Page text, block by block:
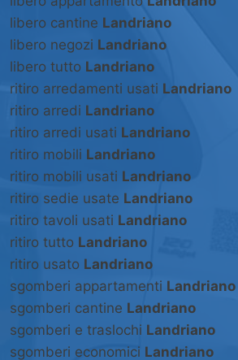
libero cantine Landriano
libero negozi Landriano
libero tutto Landriano
ritiro arredamenti usati Landriano
ritiro arredi Landriano
ritiro arredi usati Landriano
ritiro mobili Landriano
ritiro mobili usati Landriano
ritiro sedie usate Landriano
ritiro tavoli usati Landriano
ritiro tutto Landriano
ritiro usato Landriano
sgomberi appartamenti Landriano
sgomberi cantine Landriano
sgomberi e traslochi Landriano
sgomberi economici Landriano